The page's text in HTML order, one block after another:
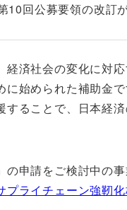
10回公募要領の改訂
経済社会の変化に対
始められた補助金で
することで、日本経
」の申請をご検討中の
ライチェーン強靭